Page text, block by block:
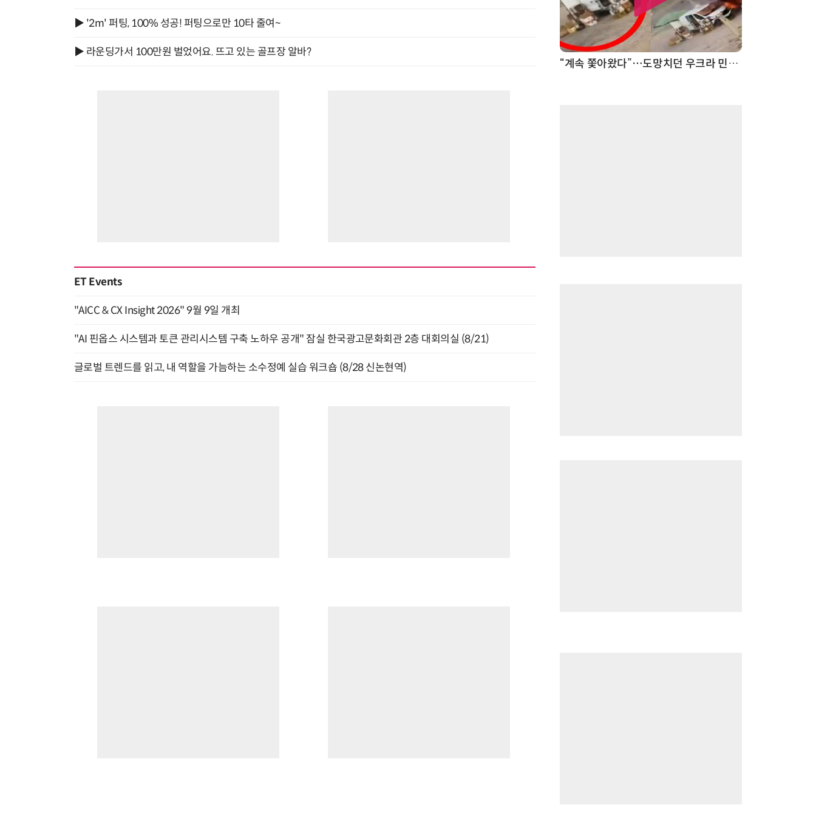
▶ '2m' 퍼팅, 100% 성공! 퍼팅으로만 10타 줄여~
▶ 라운딩가서 100만원 벌었어요. 뜨고 있는 골프장 알바?
ET Events
"AICC & CX Insight 2026" 9월 9일 개최
"AI 핀옵스 시스템과 토큰 관리시스템 구축 노하우 공개" 잠실 한국광고문화회관 2층 대회의실 (8/21)
글로벌 트렌드를 읽고, 내 역할을 가늠하는 소수정예 실습 워크숍 (8/28 신논현역)
“계속 쫓아왔다”…도망치던 우크라 민간인 공격한 러 자폭 드론